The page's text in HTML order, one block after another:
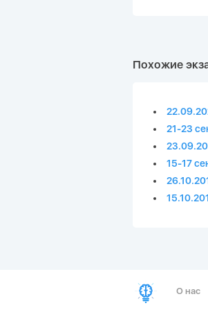
Похожие
21-23
15-17
О нас